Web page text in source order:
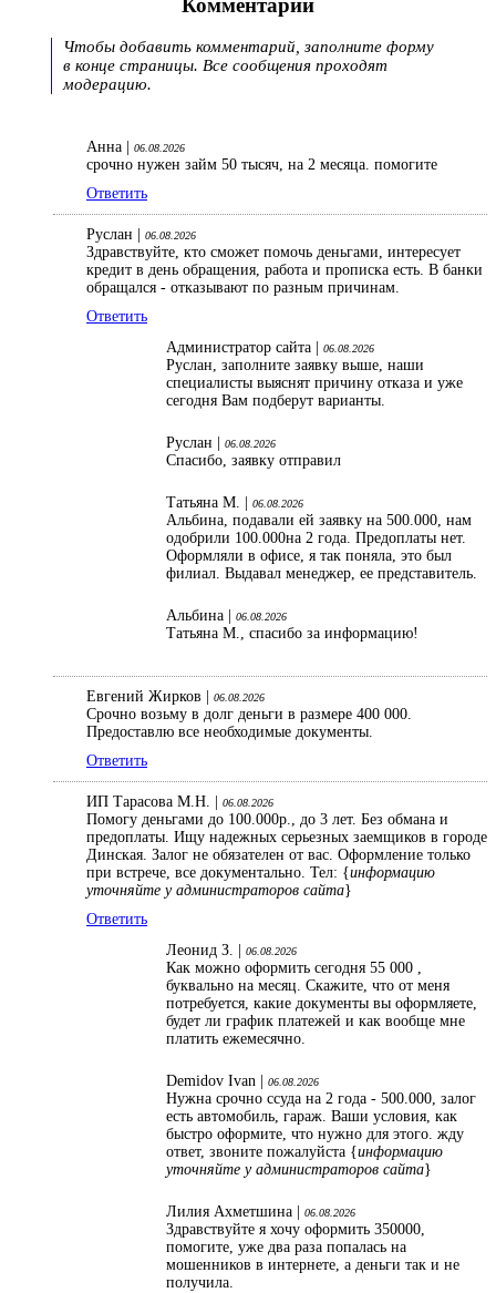
Чтобы добавить комментарий, заполните форму
в конце страницы. Все сообщения проходят
модерацию.
Анна | 06.08.2026
срочно нужен займ 50 тысяч, на 2 месяца. помогите
Ответить
Руслан | 06.08.2026
Здравствуйте, кто сможет помочь деньгами, интересует
кредит в день обращения, работа и прописка есть. В банки
обращался - отказывают по разным причинам.
Ответить
Администратор сайта |
06.08.2026
Руслан, заполните заявку выше, наши
специалисты выяснят причину отказа и уже
сегодня Вам подберут варианты.
Руслан | 06.08.2026
Спасибо, заявку отправил
Татьяна М. | 06.08.2026
Альбина, подавали ей заявку на 500.000, нам
одобрили 100.000на 2 года. Предоплаты нет.
Оформляли в офисе, я так поняла, это был
филиал. Выдавал менеджер, ее представитель.
Альбина | 06.08.2026
Татьяна М., спасибо за информацию!
Евгений Жирков | 06.08.2026
Срочно возьму в долг деньги в размере 400 000.
Предоставлю все необходимые документы.
Ответить
ИП Тарасова М.Н. | 06.08.2026
Помогу деньгами до 100.000р., до 3 лет. Без обмана и
предоплаты. Ищу надежных серьезных заемщиков в городе
Динская. Залог не обязателен от вас. Оформление только
при встрече, все документально. Тел: {информацию
уточняйте у администраторов сайта}
Ответить
Леонид З. |
06.08.2026
Как можно оформить сегодня 55 000 ,
буквально на месяц. Скажите, что от меня
потребуется, какие документы вы оформляете,
будет ли график платежей и как вообще мне
платить ежемесячно.
Demidov Ivan | 06.08.2026
Нужна срочно ссуда на 2 года - 500.000, залог
есть автомобиль, гараж. Ваши условия, как
быстро оформите, что нужно для этого. жду
ответ, звоните пожалуйста {информацию
уточняйте у администраторов сайта}
Лилия Ахметшина | 06.08.2026
Здравствуйте я хочу оформить 350000,
помогите, уже два раза попалась на
мошенников в интернете, а деньги так и не
получила.